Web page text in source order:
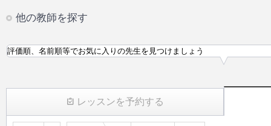
他の教師を探す
レッスンを予約する
評価順、名前順等でお気に入りの先生を見つけましょう